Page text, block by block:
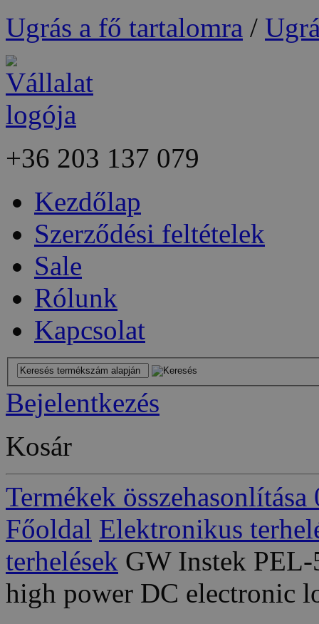
Ugrás a fő tartalomra /
+36 203 137 079
Kezdőlap
Szerződési feltételek
Sale
Rólunk
Kapcsolat
Bejelentkezés
Kosár
Termékek összehasonlítása
Főoldal Elektronikus
terhelések GW Instek
high power DC electronic